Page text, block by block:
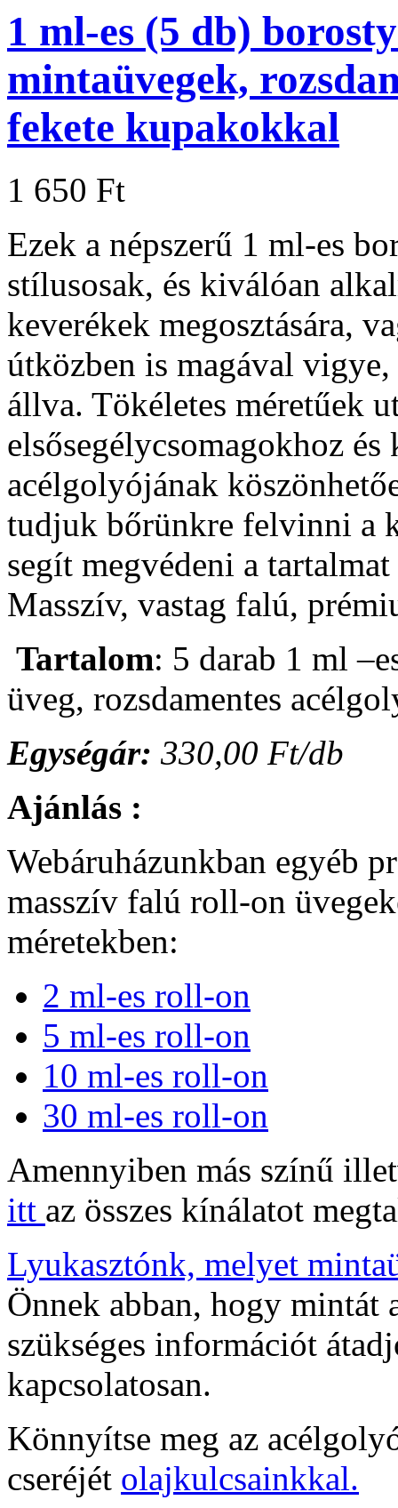
1 ml-es (5 db)
mintaüvegek,
fekete kupakokkal
1 650 Ft
Ezek a népszerű 1 ml-es
stílusosak, és kiválóan
keverékek megosztására,
útközben is magával
állva. Tökéletes méretűek
elsősegélycsomagokhoz
acélgolyójának
tudjuk bőrünkre felvinni a
segít megvédeni a
Masszív, vastag falú,
Tartalom: 5 darab 1 ml
üveg, rozsdamentes
Egységár: 330,00 Ft/db
Ajánlás :
Webáruházunkban egyéb
masszív falú roll-on
méretekben:
2 ml-es roll-on
5 ml-es roll-on
10 ml-es roll-on
30 ml-es roll-on
Amennyiben más színű
itt az összes kínálatot
Lyukasztónk, melyet
Önnek abban, hogy mintát
szükséges információt
kapcsolatosan.
Könnyítse meg az
cseréjét olajkulcsainkkal.